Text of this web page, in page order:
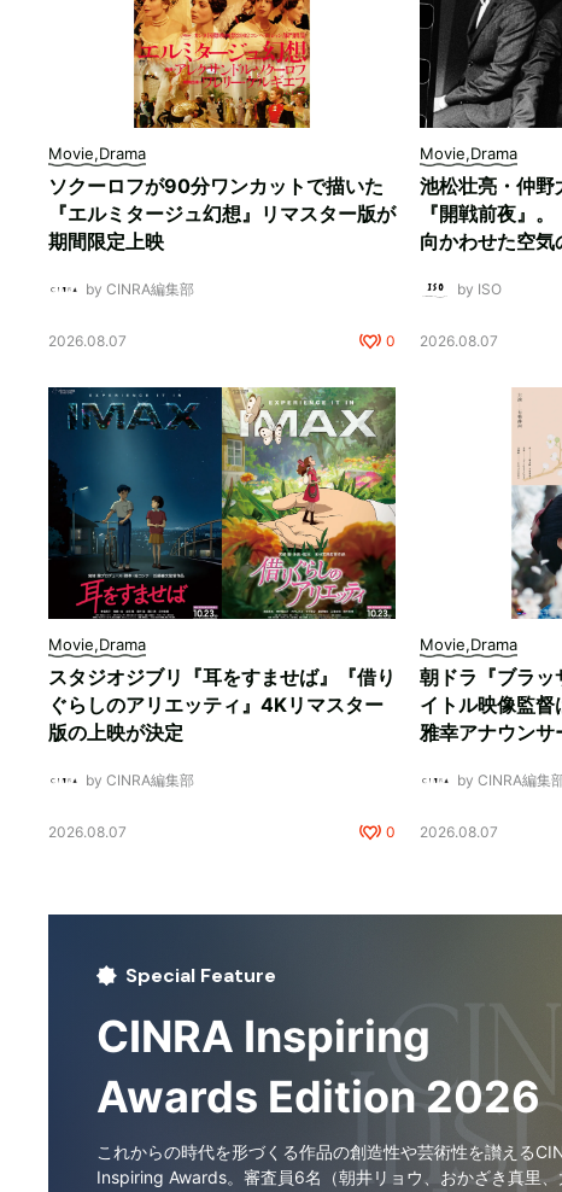
Movie,Drama
ソクーロフが90分ワンカットで描いた
『エルミタージュ幻想』リマスター版が
期間限定上映
by CINRA編集部
2026.08.07 0
Movie,Drama
池松壮亮・仲野
『開戦前夜』
向かわせた空気
by ISO
2026.08.07
Movie,Drama
スタジオジブリ『耳をすませば』『借り
ぐらしのアリエッティ』4Kリマスター
版の上映が決定
by CINRA編集部
2026.08.07 0
Movie,Drama
朝ドラ『ブラッ
イトル映像監
雅幸アナウンサ
by CINRA編集
2026.08.07
Special Feature
CINRA Inspiring
Awards Edition 2026
これからの時代を形づくる作品の創造性や芸術性を讃える
Inspiring Awards。審査員6名（朝井リョウ、おかざき真里、